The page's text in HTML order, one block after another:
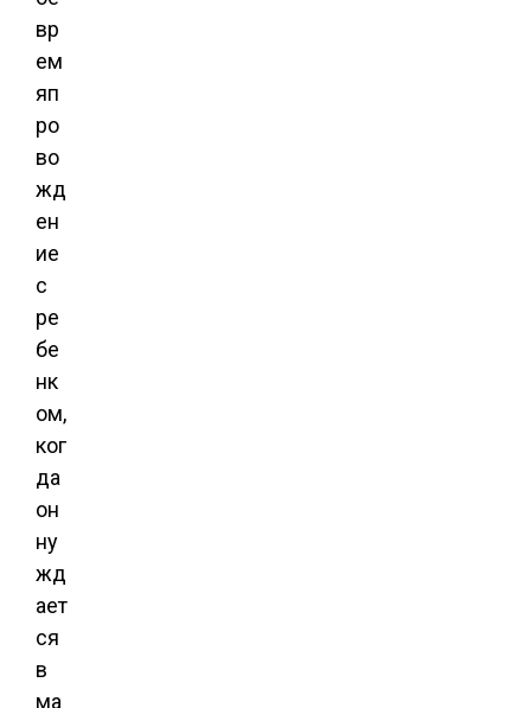
вр
ем
яп
ро
во
жд
ен
ие
с
ре
бе
нк
ом,
ког
да
он
ну
жд
ает
ся
в
ма